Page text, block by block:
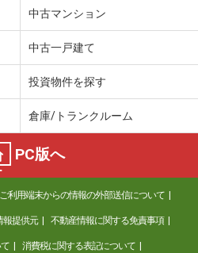
万円
才土地
万円
県紫波郡紫波町桜町字才土地
才土地
中古マンション
中古一戸建て
投資物件を探す
倉庫/トランクルーム
PC版へ
利用端末からの情報の外部送信について
報提供元 不動産情報に関する免責事項
消費税に関する表記について